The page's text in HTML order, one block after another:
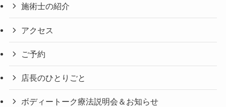
施術士の紹介
アクセス
ご予約
店長のひとりごと
ボディートーク療法説明会＆お知らせ